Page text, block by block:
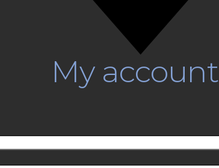
My account